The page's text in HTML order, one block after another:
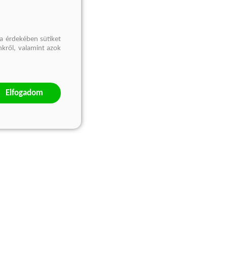
érdekében sütiket
valamint azok
Elfogadom